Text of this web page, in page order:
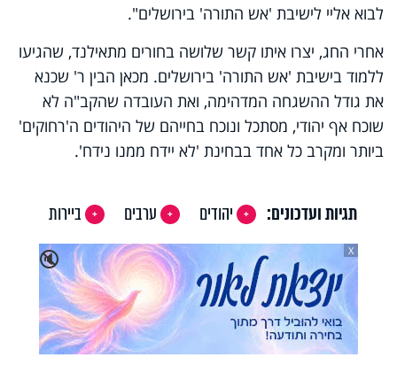
לבוא אליי לישיבת 'אש התורה' בירושלים".
אחרי החג, יצרו איתו קשר שלושה בחורים מתאילנד, שהגיעו
ללמוד בישיבת 'אש התורה' בירושלים. מכאן הבין ר' שכנא
את גודל ההשגחה המדהימה, ואת העובדה שהקב"ה לא
שוכח אף יהודי, מסתכל ונוכח בחייהם של היהודים ה'רחוקים'
ביותר ומקרב כל אחד בבחינת 'לא יידח ממנו נידח'.
תגיות ועדכונים: יהודים ערבים
ביירות
🔇
X